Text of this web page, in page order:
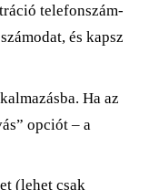
telefonszám-
és kapsz
Ha az
opciót – a
(lehet csak